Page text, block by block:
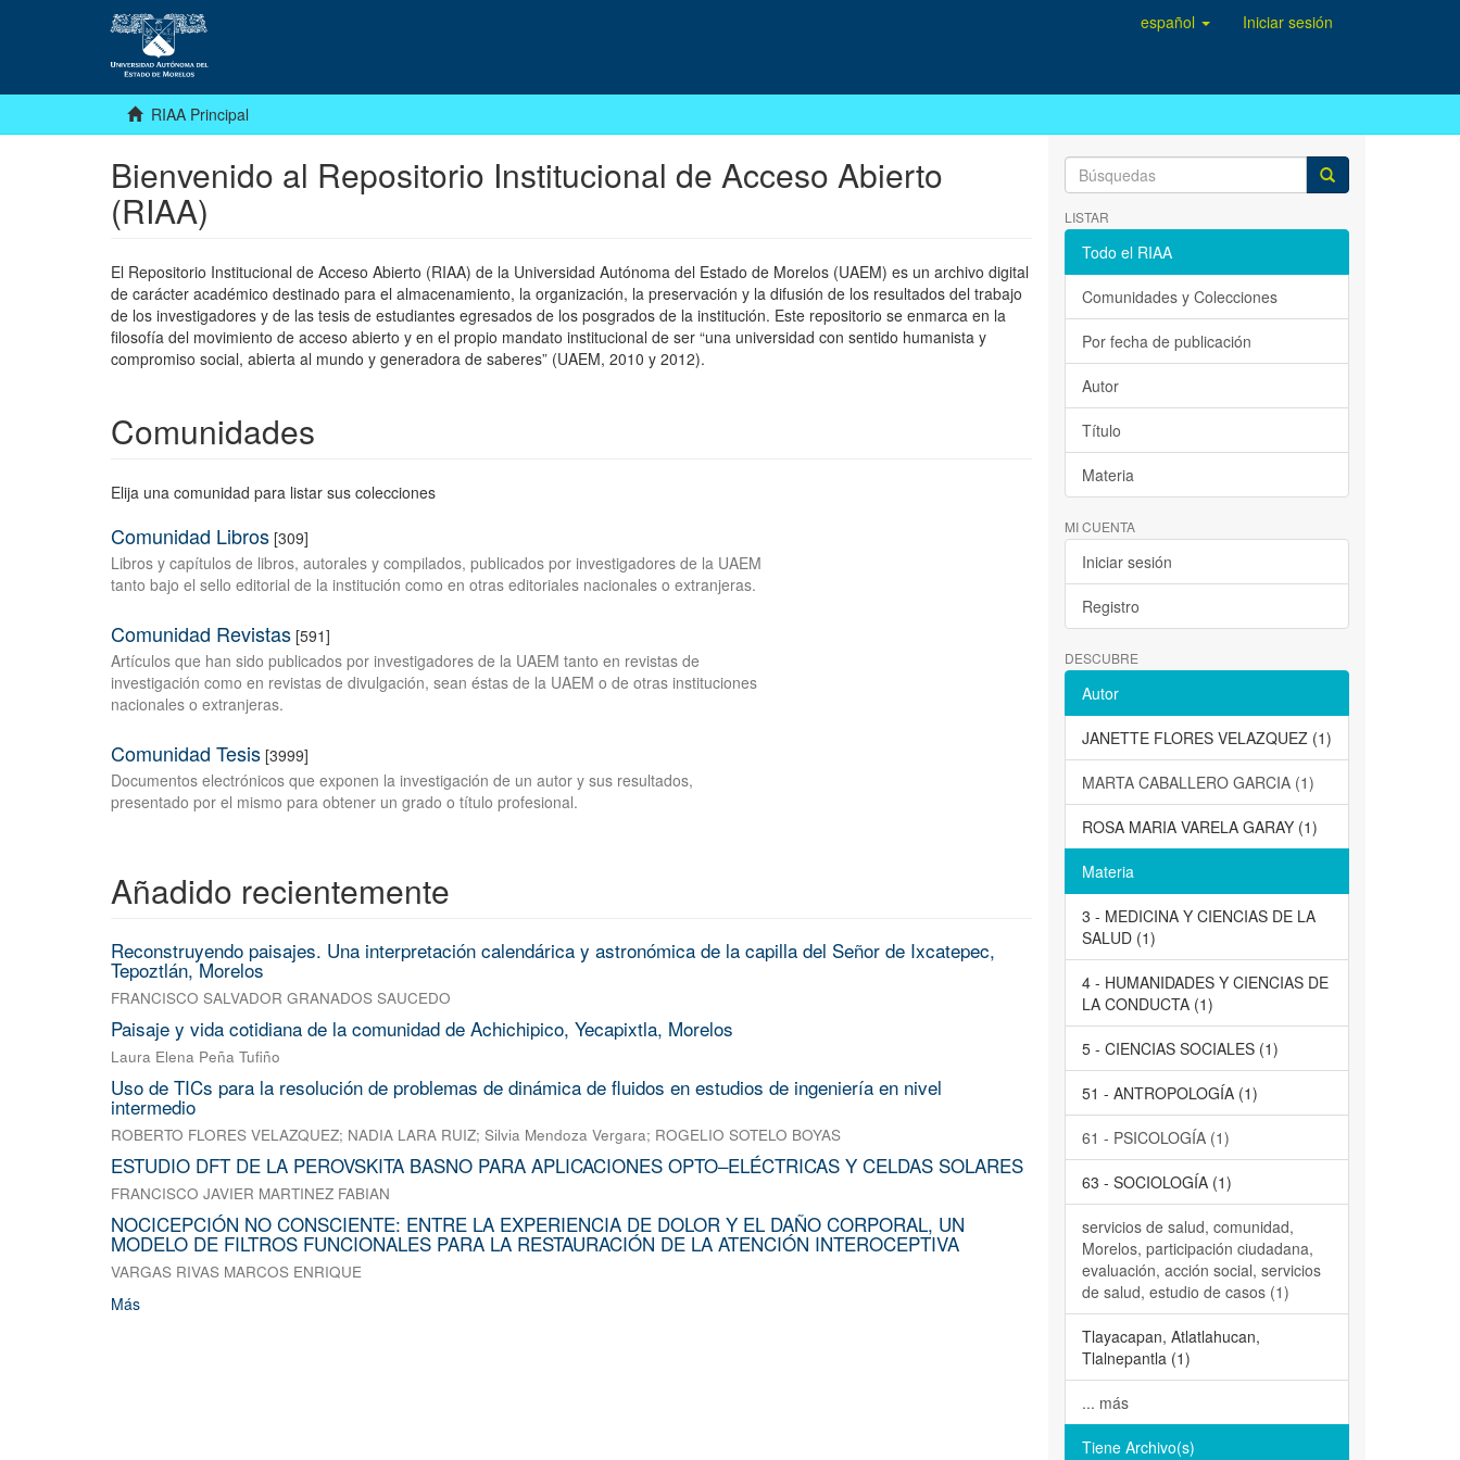
español Iniciar sesión
RIAA Principal
Bienvenido al Repositorio Institucional de Acceso Abierto
(RIAA)
El Repositorio Institucional de Acceso Abierto (RIAA) de la Universidad Autónoma del Estado de Morelos (UAEM) es un archivo digital
de carácter académico destinado para el almacenamiento, la organización, la preservación y la difusión de los resultados del trabajo
de los investigadores y de las tesis de estudiantes egresados de los posgrados de la institución. Este repositorio se enmarca en la
filosofía del movimiento de acceso abierto y en el propio mandato institucional de ser “una universidad con sentido humanista y
compromiso social, abierta al mundo y generadora de saberes” (UAEM, 2010 y 2012).
Comunidades
Elija una comunidad para listar sus colecciones
Comunidad Libros [309]
Libros y capítulos de libros, autorales y compilados, publicados por investigadores de la UAEM
tanto bajo el sello editorial de la institución como en otras editoriales nacionales o extranjeras.
Comunidad Revistas [591]
Artículos que han sido publicados por investigadores de la UAEM tanto en revistas de
investigación como en revistas de divulgación, sean éstas de la UAEM o de otras instituciones
nacionales o extranjeras.
Comunidad Tesis [3999]
Documentos electrónicos que exponen la investigación de un autor y sus resultados,
presentado por el mismo para obtener un grado o título profesional.
Añadido recientemente
Reconstruyendo paisajes. Una interpretación calendárica y astronómica de la capilla del Señor de Ixcatepec,
Tepoztlán, Morelos
FRANCISCO SALVADOR GRANADOS SAUCEDO
Paisaje y vida cotidiana de la comunidad de Achichipico, Yecapixtla, Morelos
Laura Elena Peña Tufiño
Uso de TICs para la resolución de problemas de dinámica de fluidos en estudios de ingeniería en nivel
intermedio
ROBERTO FLORES VELAZQUEZ; NADIA LARA RUIZ; Silvia Mendoza Vergara; ROGELIO SOTELO BOYAS
ESTUDIO DFT DE LA PEROVSKITA BASNO PARA APLICACIONES OPTO–ELÉCTRICAS Y CELDAS SOLARES
FRANCISCO JAVIER MARTINEZ FABIAN
NOCICEPCIÓN NO CONSCIENTE: ENTRE LA EXPERIENCIA DE DOLOR Y EL DAÑO CORPORAL, UN
MODELO DE FILTROS FUNCIONALES PARA LA RESTAURACIÓN DE LA ATENCIÓN INTEROCEPTIVA
VARGAS RIVAS MARCOS ENRIQUE
Más
LISTAR
Todo el RIAA
Comunidades y Colecciones
Por fecha de publicación
Autor
Título
Materia
MI CUENTA
Iniciar sesión
Registro
DESCUBRE
Autor
JANETTE FLORES VELAZQUEZ (1)
MARTA CABALLERO GARCIA (1)
ROSA MARIA VARELA GARAY (1)
Materia
3 - MEDICINA Y CIENCIAS DE LA
SALUD (1)
4 - HUMANIDADES Y CIENCIAS DE
LA CONDUCTA (1)
5 - CIENCIAS SOCIALES (1)
51 - ANTROPOLOGÍA (1)
61 - PSICOLOGÍA (1)
63 - SOCIOLOGÍA (1)
servicios de salud, comunidad,
Morelos, participación ciudadana,
evaluación, acción social, servicios
de salud, estudio de casos (1)
Tlayacapan, Atlatlahucan,
Tlalnepantla (1)
... más
Tiene Archivo(s)